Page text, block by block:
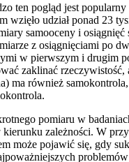
ten pogląd jest
wzięło udział ponad 23
samooceny i
z osiągnięciami po
w pierwszym i drugim
zaklinać
ma również
pomiaru w
kierunku zależności. W
może pojawić się, gdy